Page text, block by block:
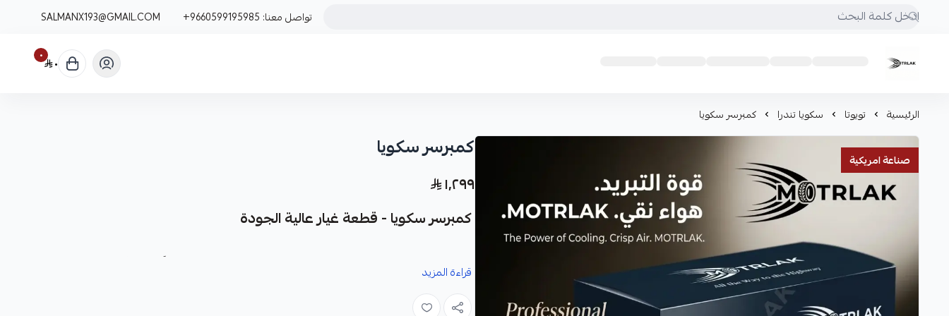
تواصل معنا: +9660599195985
SALMANX193@GMAIL.COM
Motrlak
٠ ٠
الرئيسية تويوتا سكويا تندرا كمبرسر سكويا
صناعة امريكية كمبرسر سكويا
١٬٢٩٩
كمبرسر سكويا - قطعة غيار عالية الجودة
نوفر لك كمبرسر سكويا كقطعة غيار متينة وعالية الجودة، مصممة خصيصاً لضمان أداء تبريد مثالي
لسيارتك.
قراءة المزيد